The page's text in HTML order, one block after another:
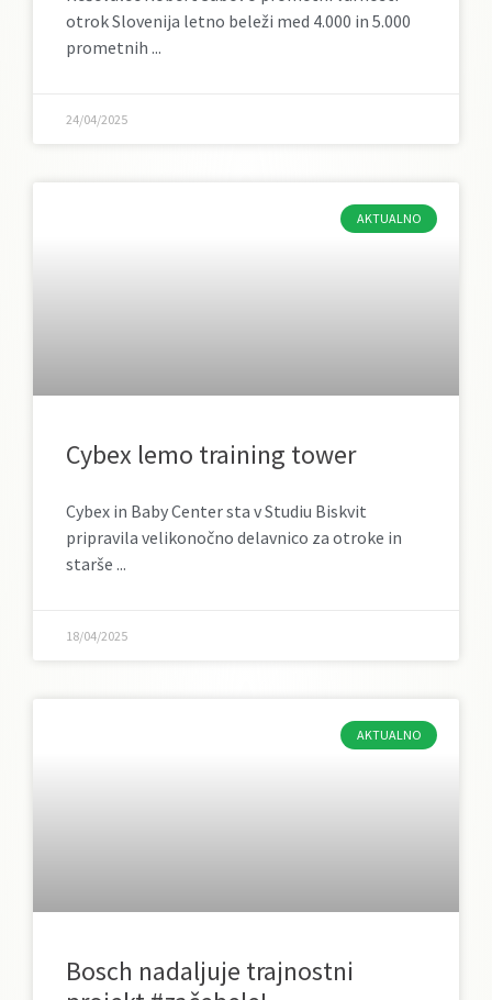
otrok Slovenija letno beleži med 4.000 in 5.000
prometnih
24/04/2025
AKTUALNO
Cybex lemo training tower
Cybex in Baby Center sta v Studiu Biskvit
pripravila velikonočno delavnico za otroke in
starše
18/04/2025
AKTUALNO
Bosch nadaljuje trajnostni